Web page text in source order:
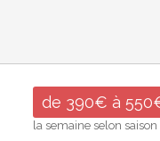
de 390€ à
la semaine selon saison